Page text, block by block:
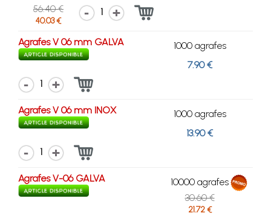
56.40 €
40.03 €
1
Agrafes V 06 mm GALVA
1000 agrafes
7.90 €
1
Agrafes V 06 mm INOX
1000 agrafes
13.90 €
1
Agrafes V-06 GALVA
10000 agrafes
30.60 €
21.72 €